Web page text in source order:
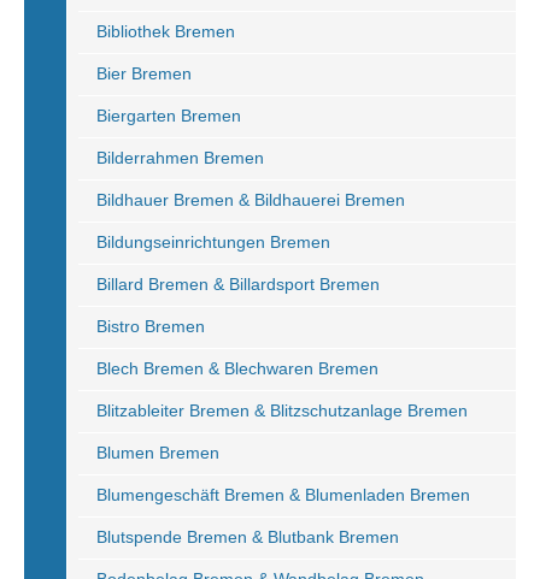
Bibliothek Bremen
Bier Bremen
Biergarten Bremen
Bilderrahmen Bremen
Bildhauer Bremen & Bildhauerei Bremen
Bildungseinrichtungen Bremen
Billard Bremen & Billardsport Bremen
Bistro Bremen
Blech Bremen & Blechwaren Bremen
Blitzableiter Bremen & Blitzschutzanlage Bremen
Blumen Bremen
Blumengeschäft Bremen & Blumenladen Bremen
Blutspende Bremen & Blutbank Bremen